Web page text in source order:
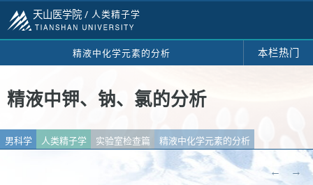
天山医学院 / 人类精子学
精液中化学元素的分析 本栏热门
精液中钾、钠、氯的分析
男科学 人类精子学 实验室检查篇 精液中化学元素的分析
← →